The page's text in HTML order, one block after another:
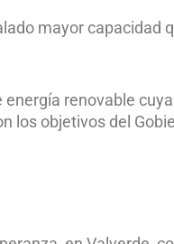
mayor capacidad
renovable
los objetivos del